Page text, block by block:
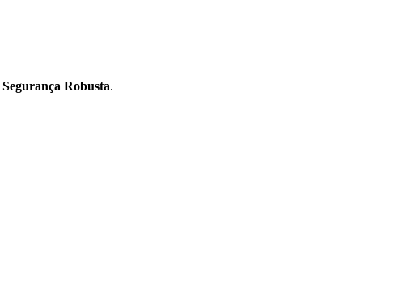
Segurança Robusta.